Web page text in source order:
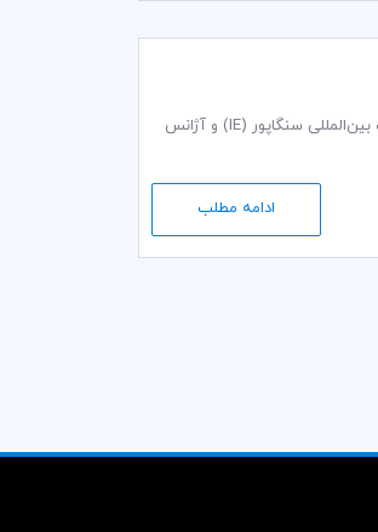
آکادمی اتاق بازرگانی بین‌المللی (ICC) با طرح آموزش مجدد متخصصین مشاغل میانی تجارت بین‌المللی که توسط شرکت بین‌المللی سنگاپور (IE) و آژانس
ادامه مطلب